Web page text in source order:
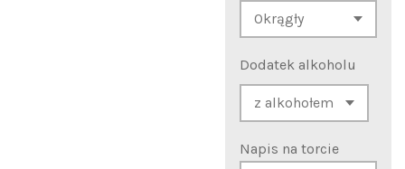
Dodatek alkoholu
Napis na torcie